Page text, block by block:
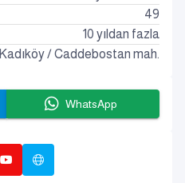
49
10 yıldan fazla
Kadıköy/Caddebostan mah.
WhatsApp